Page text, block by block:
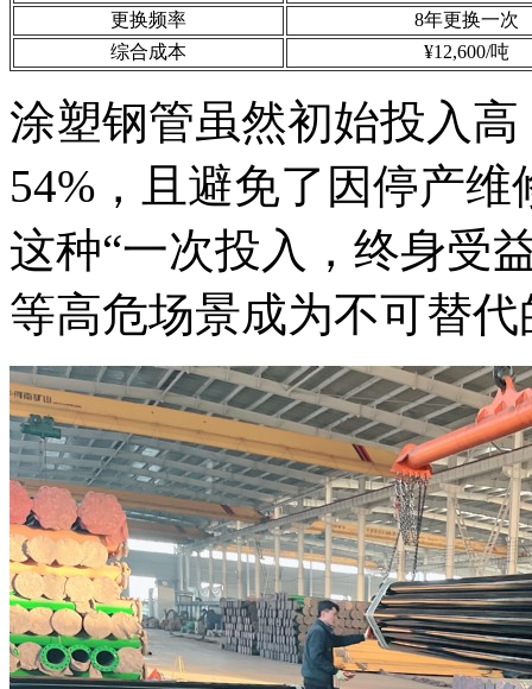
更换频率
8年更换一次
综合成本
¥12,600/吨
涂塑钢管虽然初始投入
54%，且避免了因停产
这种“一次投入，终身受
等高危场景成为不可替